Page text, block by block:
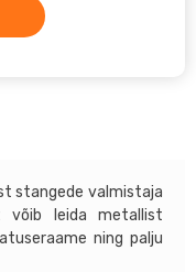
stangede valmistaja
võib leida metallist
ning palju